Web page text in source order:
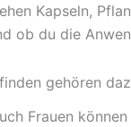
Kapseln,
ob du die
gehören
Frauen